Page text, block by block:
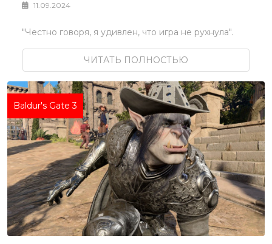
11.09.2024
"Честно говоря, я удивлен, что игра не рухнула".
ЧИТАТЬ ПОЛНОСТЬЮ
Baldur's Gate 3